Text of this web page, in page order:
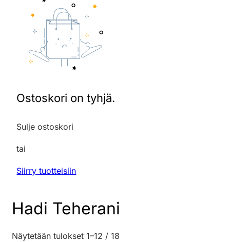
Ostoskori on tyhjä.
Sulje ostoskori
tai
Siirry tuotteisiin
Hadi Teherani
Näytetään tulokset 1–12 / 18